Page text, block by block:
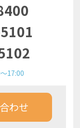
17:00
わせ